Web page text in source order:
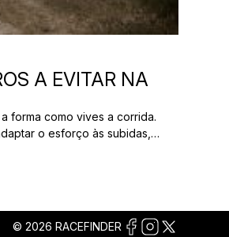
A EVITAR NA
forma como vives a corrida.
o esforço às subidas,
© 2026 RACEFINDER